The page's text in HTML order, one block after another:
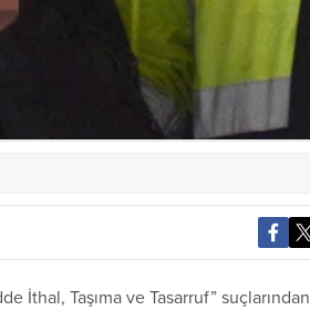
İthal, Taşıma ve Tasarruf” suçlarından